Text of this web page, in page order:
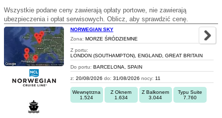
Wszystkie podane ceny zawierają opłaty portowe, nie zawierają
ubezpieczenia i opłat serwisowych. Oblicz, aby sprawdzić cenę.
NORWEGIAN SKY
Zona: MORZE ŚRÓDZIEMNE
Z portu:
LONDON (SOUTHAMPTON), ENGLAND, GREAT BRITAIN
Do portu: BARCELONA, SPAIN
z: 20/08/2026 do: 31/08/2026 nocy: 11
Wewnętrzna
1.524
Z Oknem
1.634
Z Balkonem
3.044
Typu Suite
7.760